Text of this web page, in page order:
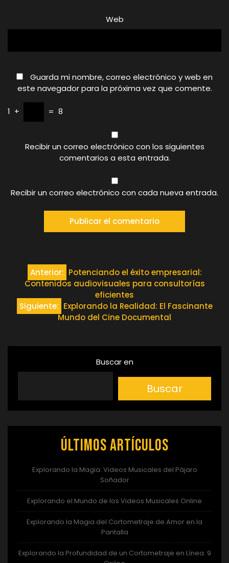
Web
Guarda mi nombre, correo electrónico y web en
este navegador para la próxima vez que comente.
1 + = 8
Recibir un correo electrónico con los siguientes
comentarios a esta entrada.
Recibir un correo electrónico con cada nueva entrada.
Navegación
de
entradas
Anterior: Potenciando el éxito empresarial:
Contenidos audiovisuales para consultorías
eficientes
Siguiente: Explorando la Realidad: El Fascinante
Mundo del Cine Documental
Buscar en
Buscar
Últimos artículos
Explorando la Magia: Videos Musicales del Pájaro
Soñador
Explorando el Mundo de los Videos Musicales Online
Explorando la Magia del Cortometraje de Amor en la
Pantalla
Explorando la Profundidad de un Cortometraje en Línea: 9